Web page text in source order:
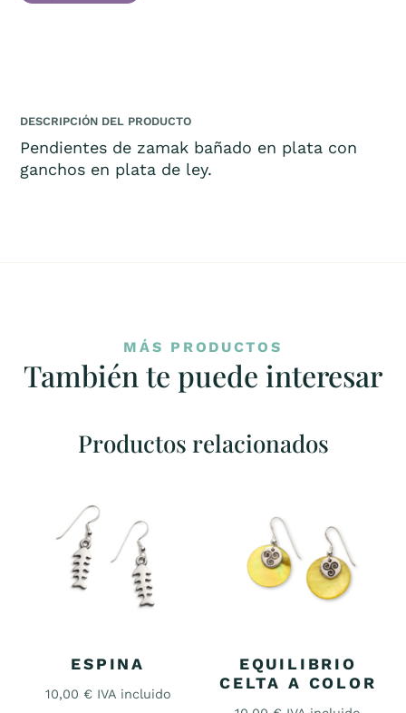
DESCRIPCIÓN DEL PRODUCTO
Pendientes de zamak bañado en plata con
ganchos en plata de ley.
MÁS PRODUCTOS
También te puede interesar
Productos relacionados
ESPINA
10,00 € IVA incluido
EQUILIBRIO
CELTA A COLOR